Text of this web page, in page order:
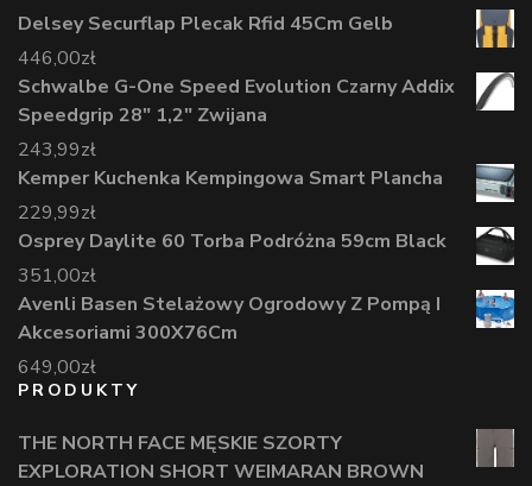
Delsey Securflap Plecak Rfid 45Cm Gelb
446,00zł
Schwalbe G-One Speed Evolution Czarny Addix
Speedgrip 28" 1,2" Zwijana
243,99zł
Kemper Kuchenka Kempingowa Smart Plancha
229,99zł
Osprey Daylite 60 Torba Podróżna 59cm Black
351,00zł
Avenli Basen Stelażowy Ogrodowy Z Pompą I
Akcesoriami 300X76Cm
649,00zł
PRODUKTY
THE NORTH FACE MĘSKIE SZORTY
EXPLORATION SHORT WEIMARAN BROWN